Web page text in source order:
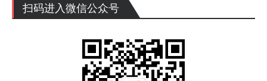
扫码进入微信公众号